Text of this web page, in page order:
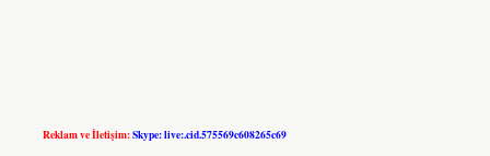
Reklam ve İletişim:Skype: live:.cid.575569c608265c69